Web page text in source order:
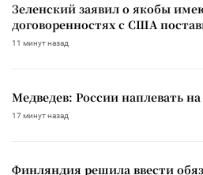
Зеленский заявил о якобы
договоренностях с США
11 минут назад
Медведев: России наплевать
17 минут назад
Финляндия решила ввести